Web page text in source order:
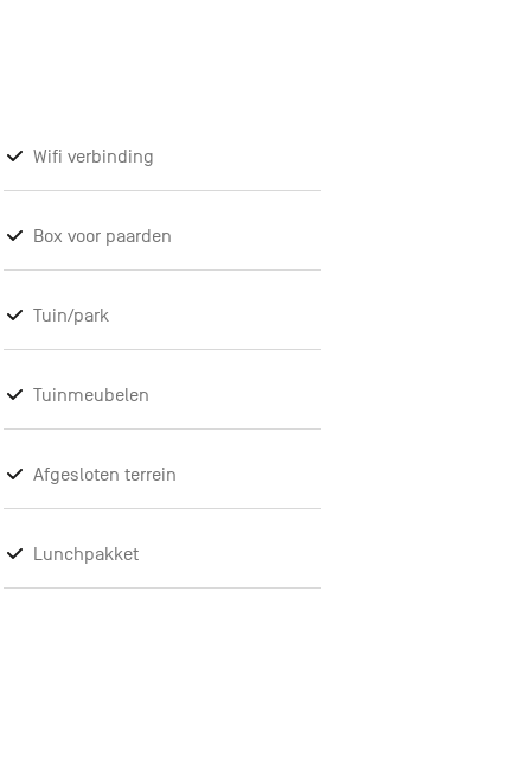
Wifi verbinding
Box voor paarden
Tuin/park
Tuinmeubelen
Afgesloten terrein
Lunchpakket